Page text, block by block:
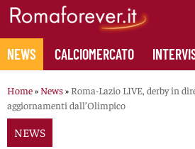
Skip
content
NEWS CALCIOMERCATO
Home» News» Roma-Lazio LIVE, derby in
aggiornamenti dall’Olimpico
NEWS